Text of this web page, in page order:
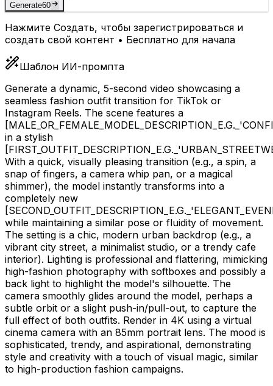
Generate60
Нажмите Создать, чтобы зарегистрироваться и
создать свой контент • Бесплатно для начала
Шаблон ИИ-промпта
Generate a dynamic, 5-second video showcasing a
seamless fashion outfit transition for TikTok or
Instagram Reels. The scene features a
in a stylish
With a quick, visually pleasing transition (e.g., a spin, a
snap of fingers, a camera whip pan, or a magical
shimmer), the model instantly transforms into a
completely new
while maintaining a similar pose or fluidity of movement.
The setting is a chic, modern urban backdrop (e.g., a
vibrant city street, a minimalist studio, or a trendy cafe
interior). Lighting is professional and flattering, mimicking
high-fashion photography with softboxes and possibly a
back light to highlight the model's silhouette. The
camera smoothly glides around the model, perhaps a
subtle orbit or a slight push-in/pull-out, to capture the
full effect of both outfits. Render in 4K using a virtual
cinema camera with an 85mm portrait lens. The mood is
sophisticated, trendy, and aspirational, demonstrating
style and creativity with a touch of visual magic, similar
to high-production fashion campaigns.